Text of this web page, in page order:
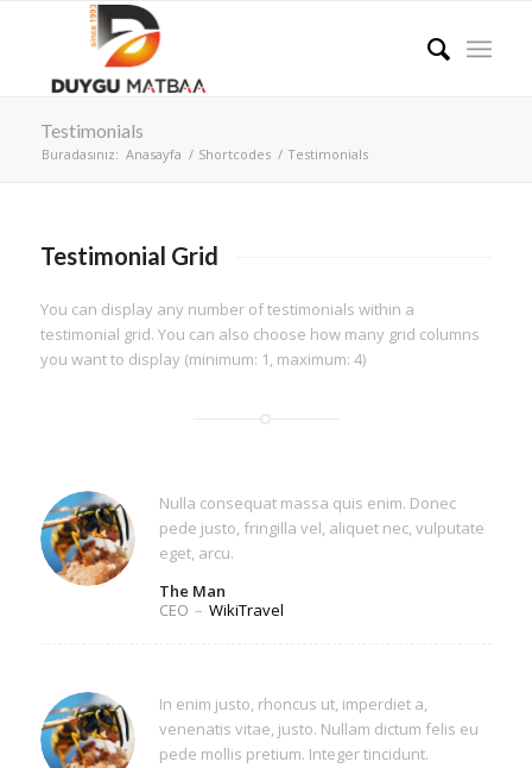
Testimonials
Buradasınız: Anasayfa / Shortcodes / Testimonials
Testimonial Grid
You can display any number of testimonials within a
testimonial grid. You can also choose how many grid columns
you want to display (minimum: 1, maximum: 4)
Nulla consequat massa quis enim. Donec
pede justo, fringilla vel, aliquet nec, vulputate
eget, arcu.
The Man
CEO – WikiTravel
In enim justo, rhoncus ut, imperdiet a,
venenatis vitae, justo. Nullam dictum felis eu
pede mollis pretium. Integer tincidunt.